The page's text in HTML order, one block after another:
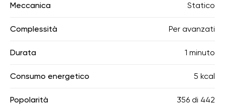
Meccanica Statico
Complessità Per avanzati
Durata 1 minuto
Consumo energetico 5 kcal
Popolarità 356 di 442